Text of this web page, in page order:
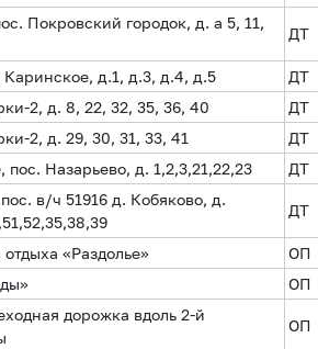
Покровский городок, д. а 5, 11,
ДТ
д.1, д.3, д.4, д.5
ДТ
2, д. 8, 22, 32, 35, 36, 40
ДТ
2, д. 29, 30, 31, 33, 41
ДТ
пос. Назарьево, д. 1,2,3,21,22,23
ДТ
в/ч 51916 д. Кобяково, д.
ДТ
«Раздолье»
ОП
ОП
дорожка вдоль 2-й
ОП